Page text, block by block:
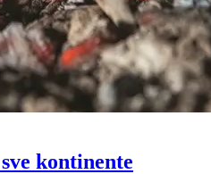
kontinente